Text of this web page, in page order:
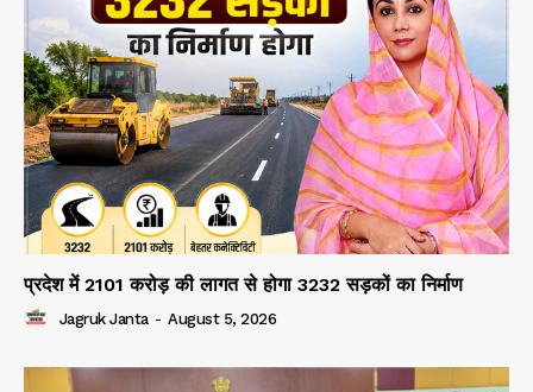
प्रदेश में 2101 करोड़ की लागत से होगा 3232 सड़कों का निर्माण
Jagruk Janta - August 5, 2026